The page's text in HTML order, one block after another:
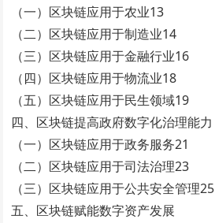
（一）区块链应用于农业13
（二）区块链应用于制造业14
（三）区块链应用于金融行业16
（四）区块链应用于物流业18
（五）区块链应用于民生领域19
四、区块链提高政府数字化治理能力
（一）区块链应用于政务服务21
（二）区块链应用于司法治理23
（三）区块链应用于公共安全管理25
五、区块链赋能数字资产发展